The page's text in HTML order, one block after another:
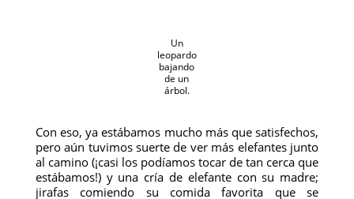
Un
leopardo
bajando
de un
árbol.
Con eso, ya estábamos mucho más que satisfechos,
pero aún tuvimos suerte de ver más elefantes junto
al camino (¡casi los podíamos tocar de tan cerca que
estábamos!) y una cría de elefante con su madre;
jirafas comiendo su comida favorita que se